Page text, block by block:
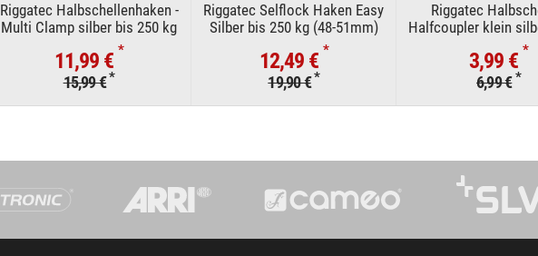
Riggatec Halbschellenhaken -
Multi Clamp silber bis 250 kg
(48 - 51 mm)
15,99 €*
11,99 € *
Riggatec Selflock Haken Easy
Silber bis 250 kg (48-51mm)
19,90 €*
12,49 € *
Riggatec
Halfcoupler klein
kg (32 - 35 mm)
6,99 € *
3,99 € *